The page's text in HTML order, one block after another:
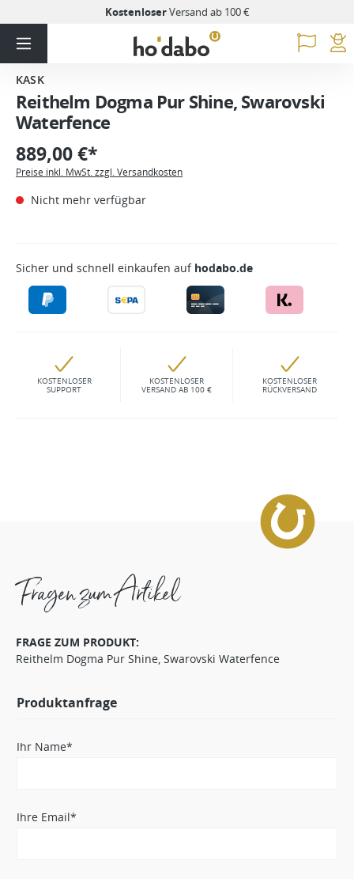
KostenloserVersand ab 100 €
KASK
Reithelm Dogma Pur Shine, Swarovski
Waterfence
889,00 €*
Preise inkl. MwSt. zzgl. Versandkosten
Nicht mehr verfügbar
Sicher und schnell einkaufen auf hodabo.de
KOSTENLOSER
SUPPORT
KOSTENLOSER
VERSAND AB 100 €
KOSTENLOSER
RÜCKVERSAND
Fragen zum Artikel
FRAGE ZUM PRODUKT:
Reithelm Dogma Pur Shine, Swarovski Waterfence
Produktanfrage
Ihr Name*
Ihre Email*